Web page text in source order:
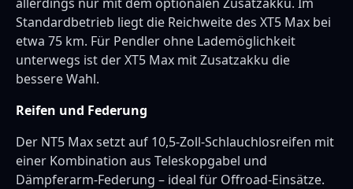
Standardbetrieb liegt die Reichweite des XT5 Max bei
etwa 75 km. Für Pendler ohne Lademöglichkeit
unterwegs ist der XT5 Max mit Zusatzakku die
bessere Wahl.
Reifen und Federung
Der NT5 Max setzt auf 10,5-Zoll-Schlauchlosreifen mit
einer Kombination aus Teleskopgabel und
Dämpferarm-Federung – ideal für Offroad-Einsätze.